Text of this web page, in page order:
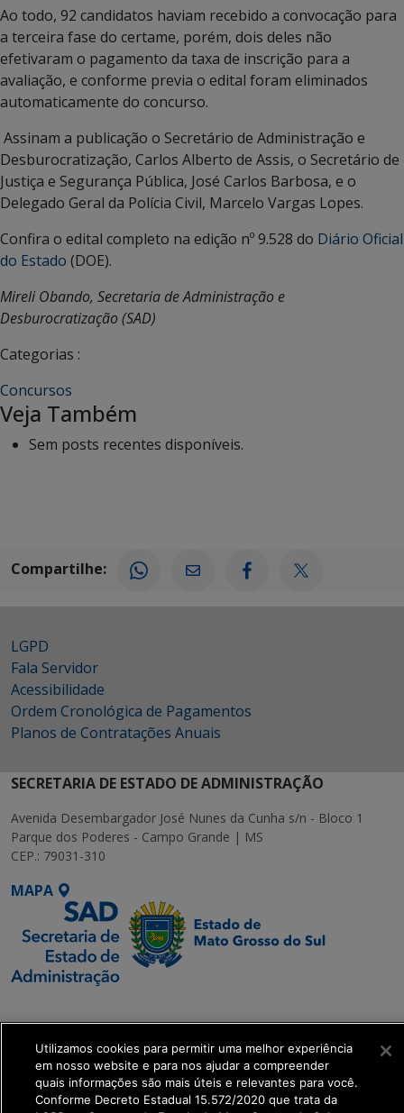
Ao todo, 92 candidatos haviam recebido a convocação para
a terceira fase do certame, porém, dois deles não
efetivaram o pagamento da taxa de inscrição para a
avaliação, e conforme previa o edital foram eliminados
automaticamente do concurso.
Assinam a publicação o Secretário de Administração e
Desburocratização, Carlos Alberto de Assis, o Secretário de
Justiça e Segurança Pública, José Carlos Barbosa, e o
Delegado Geral da Polícia Civil, Marcelo Vargas Lopes.
Confira o edital completo na edição nº 9.528 do Diário Oficial
do Estado (DOE).
Mireli Obando, Secretaria de Administração e
Desburocratização (SAD)
Categorias :
Concursos
Veja Também
Sem posts recentes disponíveis.
Compartilhe:
LGPD
Fala Servidor
Acessibilidade
Ordem Cronológica de Pagamentos
Planos de Contratações Anuais
SECRETARIA DE ESTADO DE ADMINISTRAÇÃO
Avenida Desembargador José Nunes da Cunha s/n - Bloco 1
Parque dos Poderes - Campo Grande | MS
CEP.: 79031-310
MAPA
Executiva de
Transformação Digital
get_footer();
Utilizamos cookies para permitir uma melhor experiência
em nosso website e para nos ajudar a compreender
quais informações são mais úteis e relevantes para você.
Conforme Decreto Estadual 15.572/2020 que trata da